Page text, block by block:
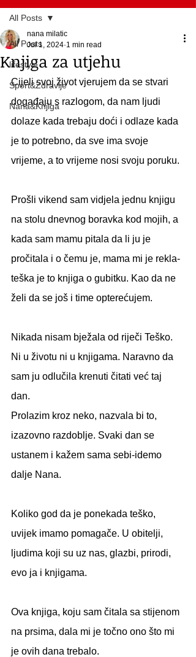
All Posts
lifestyle
Sport&Zdravlje
Nana&Knjiga
All Posts
Knjiga za utjehu
nana milatic
Jul 1, 2024 1 min read
Cijeli svoj život vjerujem da se stvari
događaju s razlogom, da nam ljudi
dolaze kada trebaju doći i odlaze kada
je to potrebno, da sve ima svoje
vrijeme, a to vrijeme nosi svoju poruku.
Prošli vikend sam vidjela jednu knjigu
na stolu dnevnog boravka kod mojih, a
kada sam mamu pitala da li ju je
pročitala i o čemu je, mama mi je rekla-
teška je to knjiga o gubitku. Kao da ne
želi da se još i time opterećujem.
Nikada nisam bježala od riječi Teško.
Ni u životu ni u knjigama. Naravno da
sam ju odlučila krenuti čitati već taj
dan.
Prolazim kroz neko, nazvala bi to,
izazovno razdoblje. Svaki dan se
ustanem i kažem sama sebi-idemo
dalje Nana.
Koliko god da je ponekada teško,
uvijek imamo pomagače. U obitelji,
ljudima koji su uz nas, glazbi, prirodi,
evo ja i knjigama.
Ova knjiga, koju sam čitala sa stijenom
na prsima, dala mi je točno ono što mi
je ovih dana trebalo.